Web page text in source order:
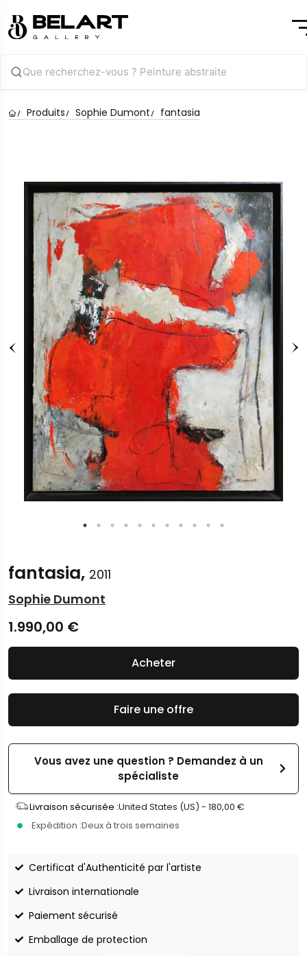
Produits Sophie Dumont fantasia
fantasia, 2011
Sophie Dumont
1.990,00 €
Faire une offre
Vous avez une question ? Demandez à un
spécialiste
Livraison sécurisée :United States (US) - 180,00 €
Expédition :Deux à trois semaines
Certificat d'Authenticité par l'artiste
Livraison internationale
Paiement sécurisé
Emballage de protection
Acheter